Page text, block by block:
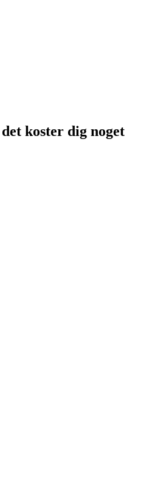
koster dig noget